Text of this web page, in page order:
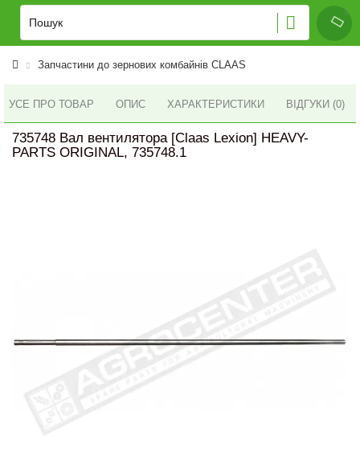
Запчастини до зернових комбайнів CLAAS
УСЕ ПРО ТОВАР ОПИС ХАРАКТЕРИСТИКИ ВІДГУКИ (0)
735748 Вал вентилятора [Claas Lexion] HEAVY-
PARTS ORIGINAL, 735748.1